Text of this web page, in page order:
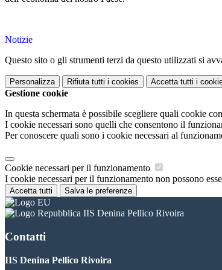
Notizie
Questo sito o gli strumenti terzi da questo utilizzati si
Personalizza Rifiuta tutti i cookies Accetta tutti i
Gestione cookie
In questa schermata è possibile scegliere quali cookie
I cookie necessari sono quelli che consentono il
Per conoscere quali sono i cookie necessari al
Cookie necessari per il funzionamento
I cookie necessari per il funzionamento non possono
Accetta tutti Salva le preferenze
IIS Denina Pellico Rivoira
Contatti
IIS Denina Pellico Rivoira